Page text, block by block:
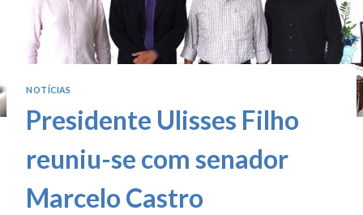
NOTÍCIAS
Presidente Ulisses Filho
reuniu-se com senador
Marcelo Castro